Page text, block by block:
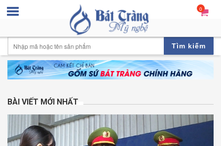
0
Tìm kiếm
BÀI VIẾT MỚI NHẤT